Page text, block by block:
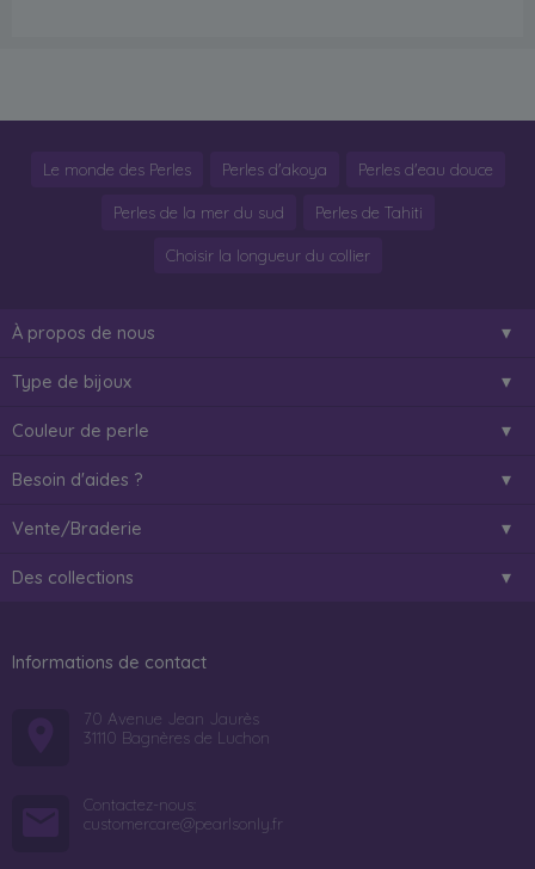
Le monde des Perles Perles d'akoya Perles d'eau douce
Perles de la mer du sud Perles de Tahiti
Choisir la longueur du collier
À propos de nous
Type de bijoux
Couleur de perle
Besoin d'aides ?
Vente/Braderie
Des collections
Informations de contact
70 Avenue Jean Jaurès
31110 Bagnères de Luchon
Contactez-nous:
customercare@pearlsonly.fr